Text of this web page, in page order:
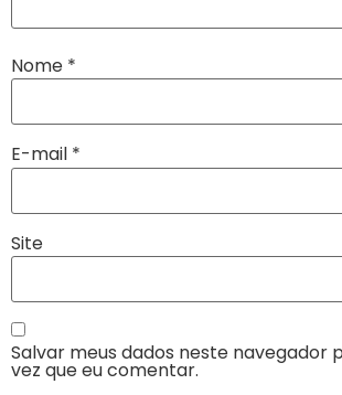
Nome *
E-mail *
Site
Salvar meus dados neste navegador
vez que eu comentar.